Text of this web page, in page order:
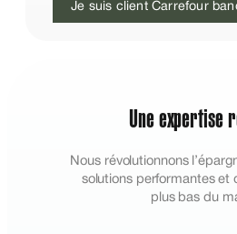
Je suis client Carrefour
Une expertise
Nous révolutionnons
solutions performantes et
plus bas du